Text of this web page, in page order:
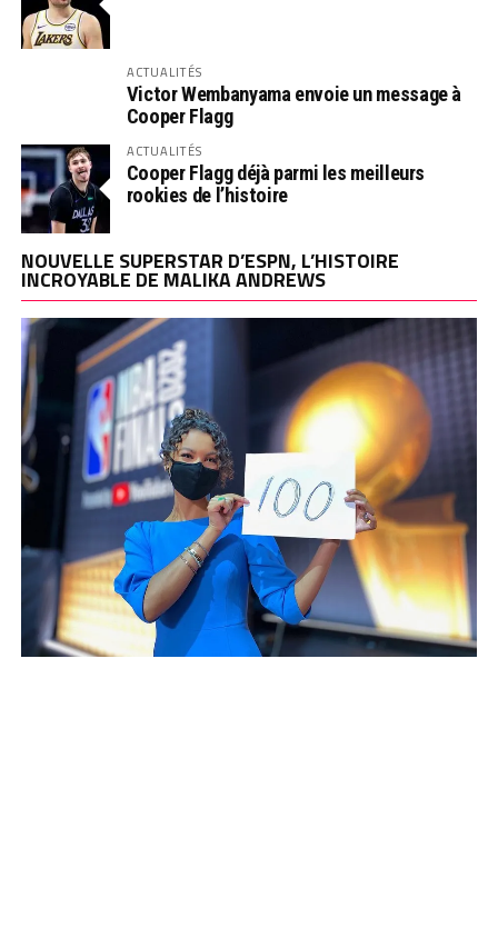
ACTUALITÉS
Victor Wembanyama envoie un message à
Cooper Flagg
ACTUALITÉS
Cooper Flagg déjà parmi les meilleurs
rookies de l’histoire
NOUVELLE SUPERSTAR D’ESPN, L’HISTOIRE
INCROYABLE DE MALIKA ANDREWS